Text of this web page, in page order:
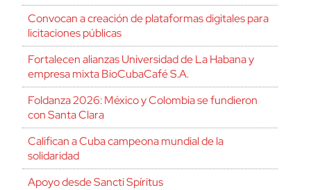
Convocan a creación de plataformas digitales para
licitaciones públicas
Fortalecen alianzas Universidad de La Habana y
empresa mixta BioCubaCafé S.A.
Foldanza 2026: México y Colombia se fundieron
con Santa Clara
Califican a Cuba campeona mundial de la
solidaridad
Apoyo desde Sancti Spíritus